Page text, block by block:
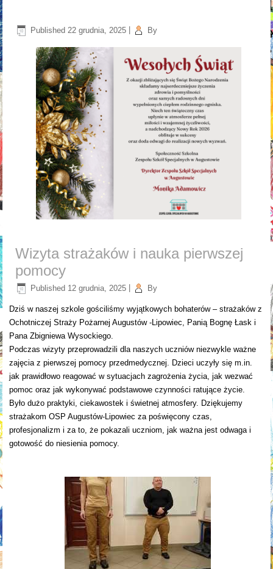
Published 22 grudnia, 2025 By
Wizyta strażaków i nauka pierwszej
pomocy
Published 12 grudnia, 2025 By
Dziś w naszej szkole gościliśmy wyjątkowych bohaterów – strażaków z
Ochotniczej Straży Pożarnej Augustów -Lipowiec, Panią Bognę Łask i
Pana Zbigniewa Wysockiego.
Podczas wizyty przeprowadzili dla naszych uczniów niezwykle ważne
zajęcia z pierwszej pomocy przedmedycznej. Dzieci uczyły się m.in.
jak prawidłowo reagować w sytuacjach zagrożenia życia, jak wezwać
pomoc oraz jak wykonywać podstawowe czynności ratujące życie.
Było dużo praktyki, ciekawostek i świetnej atmosfery. Dziękujemy
strażakom OSP Augustów-Lipowiec za poświęcony czas,
profesjonalizm i za to, że pokazali uczniom, jak ważna jest odwaga i
gotowość do niesienia pomocy.